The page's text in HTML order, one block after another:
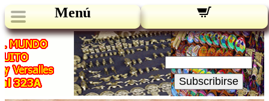
Menú
Novedades:
Su Email:
Subscribirse